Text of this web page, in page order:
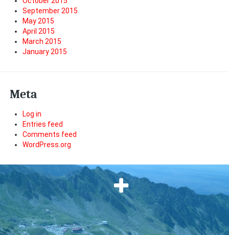
September 2015
May 2015
April 2015
March 2015
January 2015
Meta
Log in
Entries feed
Comments feed
WordPress.org